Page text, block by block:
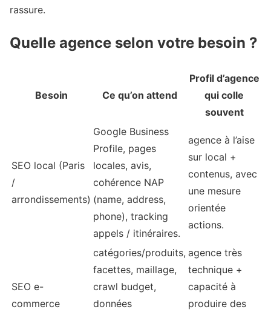
rassure.
Quelle agence selon votre besoin ?
Besoin Ce qu’on attend
Profil d’agence
qui colle
souvent
SEO local (Paris
/
arrondissements)
Google Business
Profile, pages
locales, avis,
cohérence NAP
(name, address,
phone), tracking
appels / itinéraires.
agence à l’aise
sur local +
contenus, avec
une mesure
orientée
actions.
SEO e-
commerce
catégories/produits,
facettes, maillage,
crawl budget,
données
agence très
technique +
capacité à
produire des